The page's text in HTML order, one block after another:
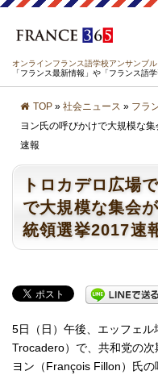
オンラインフランス語学校アンサンブ
「フランス最新情報」や「フランス語
TOP » 社会ニュース » フラ
ヨン氏の呼びかけで大規模な
速報
トロカデロ広場
で大規模な集会
統領選挙2017速
5日（日）午後、エッフェ
Trocadero）で、共和党の
ヨン（François Fillon）氏